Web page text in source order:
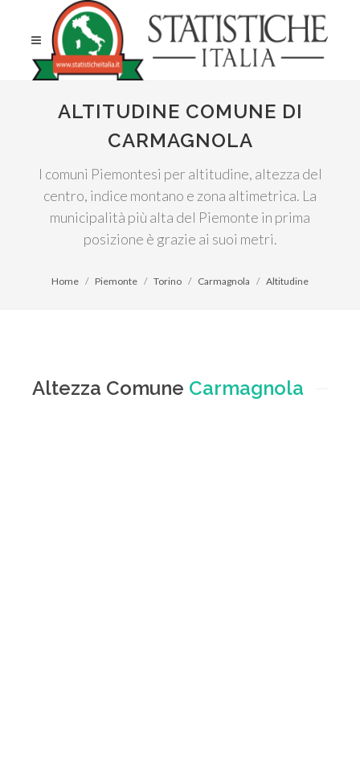
ALTITUDINE COMUNE DI
CARMAGNOLA
I comuni Piemontesi per altitudine, altezza del
centro, indice montano e zona altimetrica. La
municipalità più alta del Piemonte in prima
posizione è grazie ai suoi metri.
Home Piemonte Torino Carmagnola Altitudine
Altezza Comune Carmagnola